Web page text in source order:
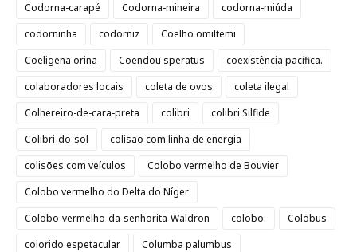
Codorna-carapé
Codorna-mineira
codorna-miúda
codorninha
codorniz
Coelho omiltemi
Coeligena orina
Coendou speratus
coexistência pacífica.
colaboradores locais
coleta de ovos
coleta ilegal
Colhereiro-de-cara-preta
colibri
colibri Silfide
Colibri-do-sol
colisão com linha de energia
colisões com veículos
Colobo vermelho de Bouvier
Colobo vermelho do Delta do Níger
Colobo-vermelho-da-senhorita-Waldron
colobo.
Colobus
colorido espetacular
Columba palumbus